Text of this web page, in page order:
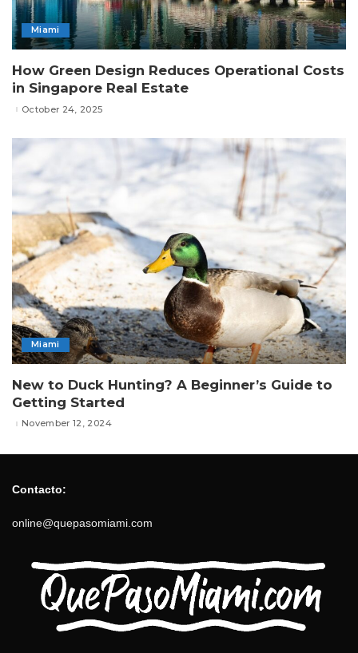
Miami
How Green Design Reduces Operational Costs
in Singapore Real Estate
October 24, 2025
Miami
New to Duck Hunting? A Beginner’s Guide to
Getting Started
November 12, 2024
Contacto:
online@quepasomiami.com